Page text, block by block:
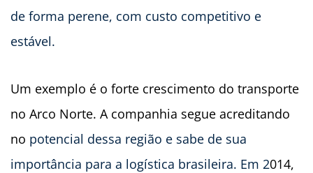
de forma perene, com custo competitivo e
estável.
Um exemplo é o forte crescimento do transporte
no Arco Norte. A companhia segue acreditando
no potencial dessa região e sabe de sua
importância para a logística brasileira. Em 2014,